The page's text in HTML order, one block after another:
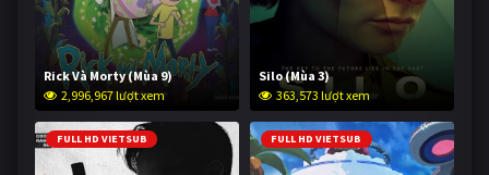
Rick Và Morty (Mùa 9)
2,996,967 lượt xem
Silo (Mùa 3)
363,573 lượt xem
FULL HD VIETSUB FULL HD VIETSUB